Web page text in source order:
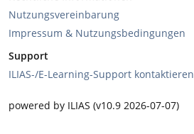
Nutzungsvereinbarung
Impressum & Nutzungsbedingungen
Support
ILIAS-/E-Learning-Support kontaktieren
powered by ILIAS (v10.9 2026-07-07)